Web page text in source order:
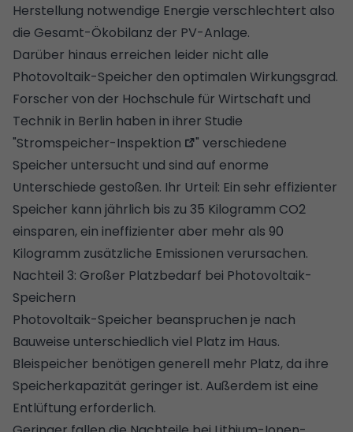
Herstellung notwendige Energie verschlechtert also
die Gesamt-Ökobilanz der PV-Anlage.
Darüber hinaus erreichen leider nicht alle
Photovoltaik-Speicher den optimalen Wirkungsgrad.
Forscher von der Hochschule für Wirtschaft und
Technik in Berlin haben in ihrer Studie
"Stromspeicher-Inspektion
" verschiedene
Speicher untersucht und sind auf enorme
Unterschiede gestoßen. Ihr Urteil: Ein sehr effizienter
Speicher kann jährlich bis zu 35 Kilogramm CO2
einsparen, ein ineffizienter aber mehr als 90
Kilogramm zusätzliche Emissionen verursachen.
Nachteil 3: Großer Platzbedarf bei Photovoltaik-
Speichern
Photovoltaik-Speicher beanspruchen je nach
Bauweise unterschiedlich viel Platz im Haus.
Bleispeicher benötigen generell mehr Platz, da ihre
Speicherkapazität geringer ist. Außerdem ist eine
Entlüftung erforderlich.